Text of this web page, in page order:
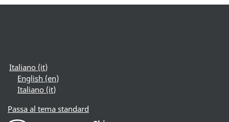
Italiano ‎(it)‎
English ‎(en)‎
Italiano ‎(it)‎
Passa al tema standard